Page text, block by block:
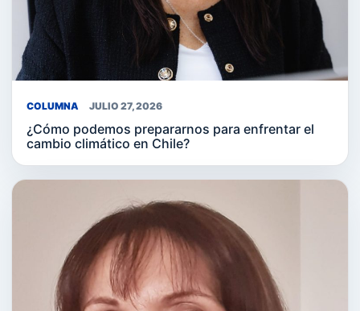
COLUMNA JULIO 27, 2026
¿Cómo podemos prepararnos para enfrentar el
cambio climático en Chile?